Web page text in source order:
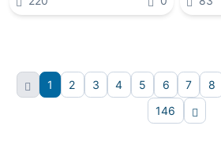
1 2 3 4 5 6 7 8
146